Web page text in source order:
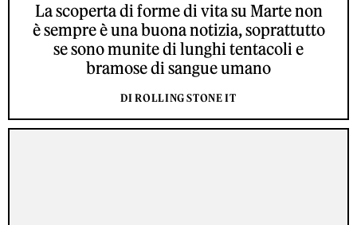
La scoperta di forme di vita su Marte non
è sempre è una buona notizia, soprattutto
se sono munite di lunghi tentacoli e
bramose di sangue umano
DI ROLLING STONE IT